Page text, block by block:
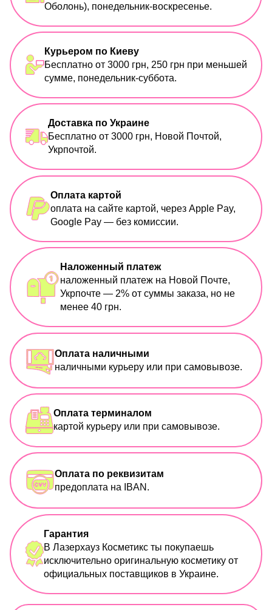
Оболонь), понедельник-воскресенье.
Курьером по Киеву
Бесплатно от 3000 грн, 250 грн при меньшей
сумме, понедельник-суббота.
Доставка по Украине
Бесплатно от 3000 грн, Новой Почтой,
Укрпочтой.
Оплата картой
оплата на сайте картой, через Apple Pay,
Google Pay — без комиссии.
Наложенный платеж
наложенный платеж на Новой Почте,
Укрпочте — 2% от суммы заказа, но не
менее 40 грн.
Оплата наличными
наличными курьеру или при самовывозе.
Оплата терминалом
картой курьеру или при самовывозе.
Оплата по реквизитам
предоплата на IBAN.
Гарантия
В Лазерхауз Косметикс ты покупаешь
исключительно оригинальную косметику от
официальных поставщиков в Украине.